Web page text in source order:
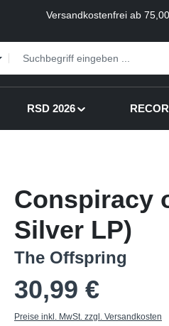
Versandkostenfrei ab
RSD 2026
Conspiracy
Silver LP)
The Offspring
30,99 €
Preise inkl. MwSt. zzgl. Versandkosten